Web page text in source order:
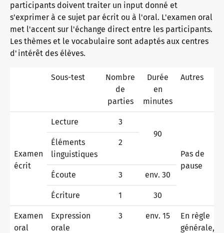
Pourquoi les certificats telc ?
Examens de langue : assistance et FAQ
Matériel pédagogique
Allemand pour l’intégration
Allemand langue générale
Offres de formation
Formations continues : Enseignement
Nous sommes telc
participants doivent traiter un input donné et
s'exprimer à ce sujet par écrit ou à l'oral. L'examen oral
met l'accent sur l'échange direct entre les participants.
Les thèmes et le vocabulaire sont adaptés aux centres
d'intérêt des élèves.
Sous-test
Nombre
de
parties
Durée
en
minutes
Autres
Examen
écrit
Lecture
3
90
Pas de
pause
Éléments
linguistiques
2
Écoute 3 env. 30
Écriture 1 30
Examen
oral
Expression
orale
3 env. 15
En règle
générale, 2